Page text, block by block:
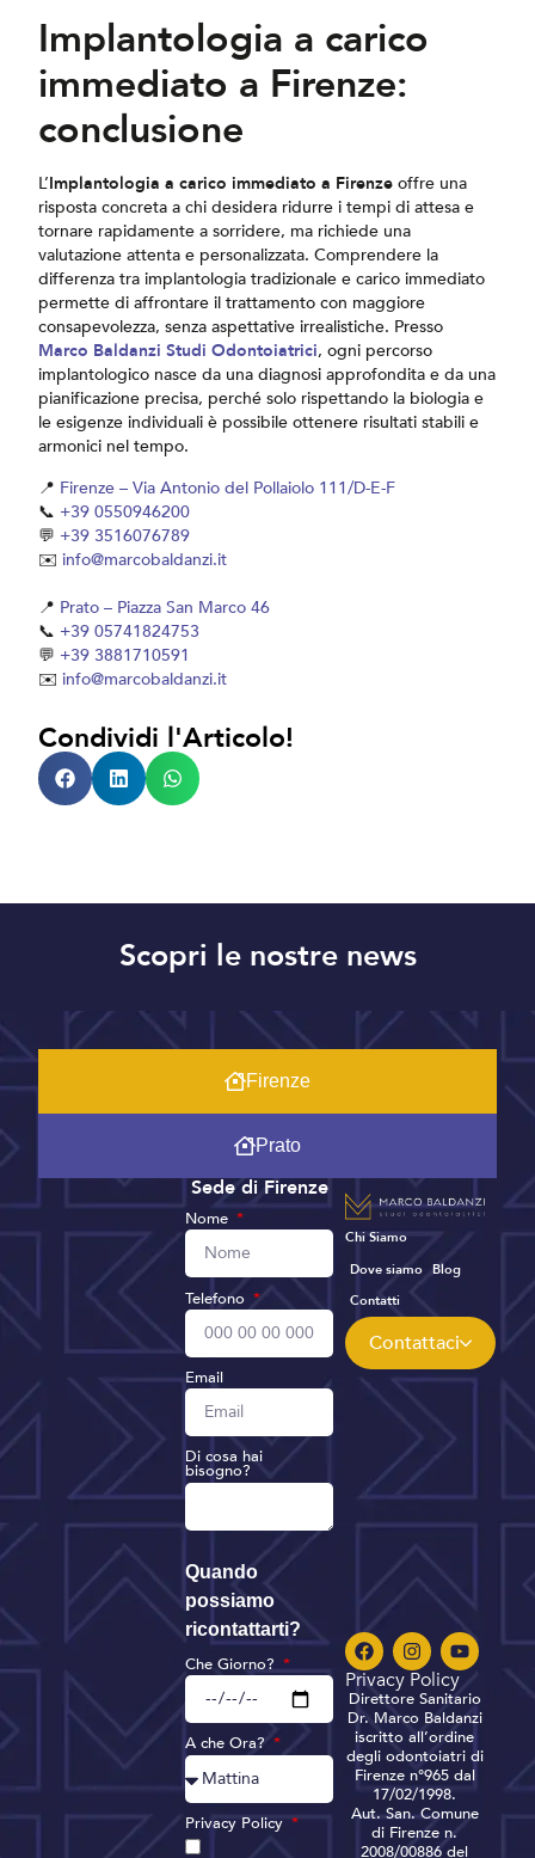
Implantologia a carico
immediato a Firenze:
conclusione
L’Implantologia a carico immediato a Firenze offre una
risposta concreta a chi desidera ridurre i tempi di attesa e
tornare rapidamente a sorridere, ma richiede una
valutazione attenta e personalizzata. Comprendere la
differenza tra implantologia tradizionale e carico immediato
permette di affrontare il trattamento con maggiore
consapevolezza, senza aspettative irrealistiche. Presso
Marco Baldanzi Studi Odontoiatrici, ogni percorso
implantologico nasce da una diagnosi approfondita e da una
pianificazione precisa, perché solo rispettando la biologia e
le esigenze individuali è possibile ottenere risultati stabili e
armonici nel tempo.
📍 Firenze – Via Antonio del Pollaiolo 111/D-E-F
📞 +39 0550946200
💬 +39 3516076789
✉️ info@marcobaldanzi.it
📍 Prato – Piazza San Marco 46
📞 +39 05741824753
💬 +39 3881710591
✉️ info@marcobaldanzi.it
Condividi l'Articolo!
Scopri le nostre news
Firenze
Prato
Sede di Firenze
Nome
Telefono
Email
Di cosa hai
bisogno?
Quando
possiamo
ricontattarti?
Che Giorno?
A che Ora?
Privacy Policy
Chi Siamo
Dove siamo Blog
Contatti
Contattaci
Privacy Policy
Direttore Sanitario
Dr. Marco Baldanzi
iscritto all’ordine
degli odontoiatri di
Firenze n°965 dal
17/02/1998.
Aut. San. Comune
di Firenze n.
2008/00886 del